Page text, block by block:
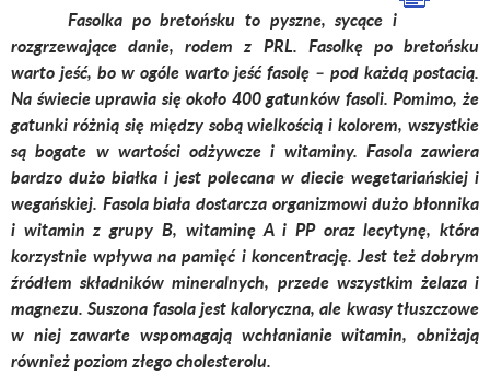
Fasolka po bretońsku to pyszne, sycące i
rozgrzewające danie, rodem z PRL. Fasolkę po bretońsku
warto jeść, bo w ogóle warto jeść fasolę – pod każdą postacią.
Na świecie uprawia się około 400 gatunków fasoli. Pomimo, że
gatunki różnią się między sobą wielkością i kolorem, wszystkie
są bogate w wartości odżywcze i witaminy. Fasola zawiera
bardzo dużo białka i jest polecana w diecie wegetariańskiej i
wegańskiej. Fasola biała dostarcza organizmowi dużo błonnika
i witamin z grupy B, witaminę A i PP oraz lecytynę, która
korzystnie wpływa na pamięć i koncentrację. Jest też dobrym
źródłem składników mineralnych, przede wszystkim żelaza i
magnezu. Suszona fasola jest kaloryczna, ale kwasy tłuszczowe
w niej zawarte wspomagają wchłanianie witamin, obniżają
również poziom złego cholesterolu.